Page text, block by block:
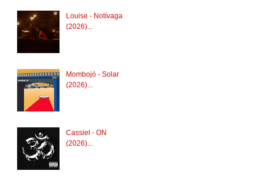
Louise - Notívaga
(2026)...
Mombojó - Solar
(2026)...
Cassiel - ON
(2026)...